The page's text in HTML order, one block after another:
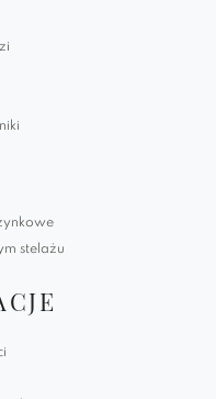
stelażu